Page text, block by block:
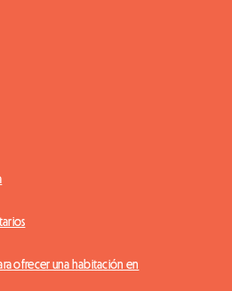
ofrecer una habitación en